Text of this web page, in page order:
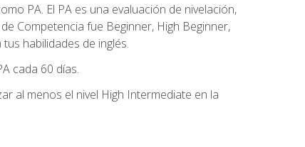
PA. El PA es una evaluación de nivelación,
Competencia fue Beginner, High Beginner,
habilidades de inglés.
cada 60 días.
al menos el nivel High Intermediate en la